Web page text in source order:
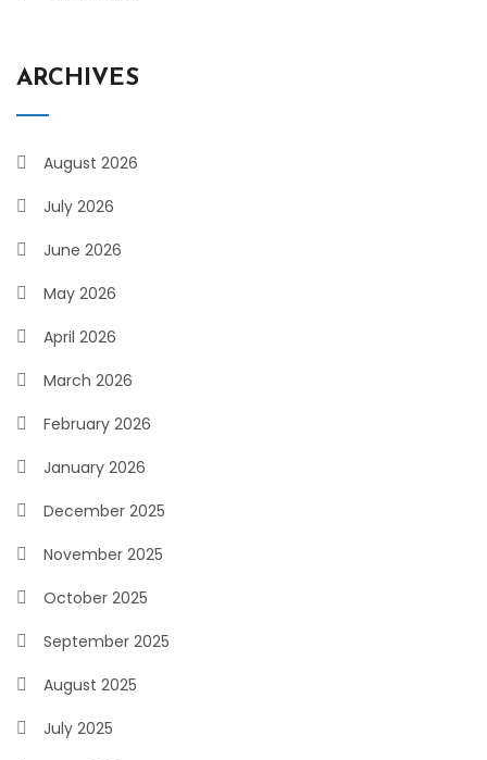
ARCHIVES
August 2026
July 2026
June 2026
May 2026
April 2026
March 2026
February 2026
January 2026
December 2025
November 2025
October 2025
September 2025
August 2025
July 2025